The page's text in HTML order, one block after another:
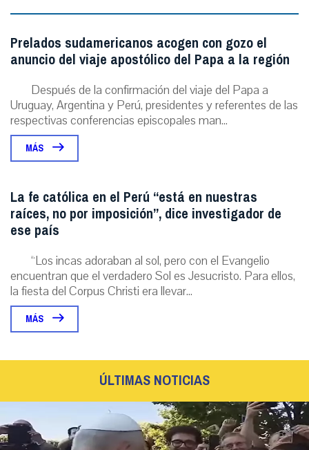
Prelados sudamericanos acogen con gozo el
anuncio del viaje apostólico del Papa a la región
Después de la confirmación del viaje del Papa a
Uruguay, Argentina y Perú, presidentes y referentes de las
respectivas conferencias episcopales man...
MÁS
La fe católica en el Perú “está en nuestras
raíces, no por imposición”, dice investigador de
ese país
“Los incas adoraban al sol, pero con el Evangelio
encuentran que el verdadero Sol es Jesucristo. Para ellos,
la fiesta del Corpus Christi era llevar...
MÁS
ÚLTIMAS NOTICIAS